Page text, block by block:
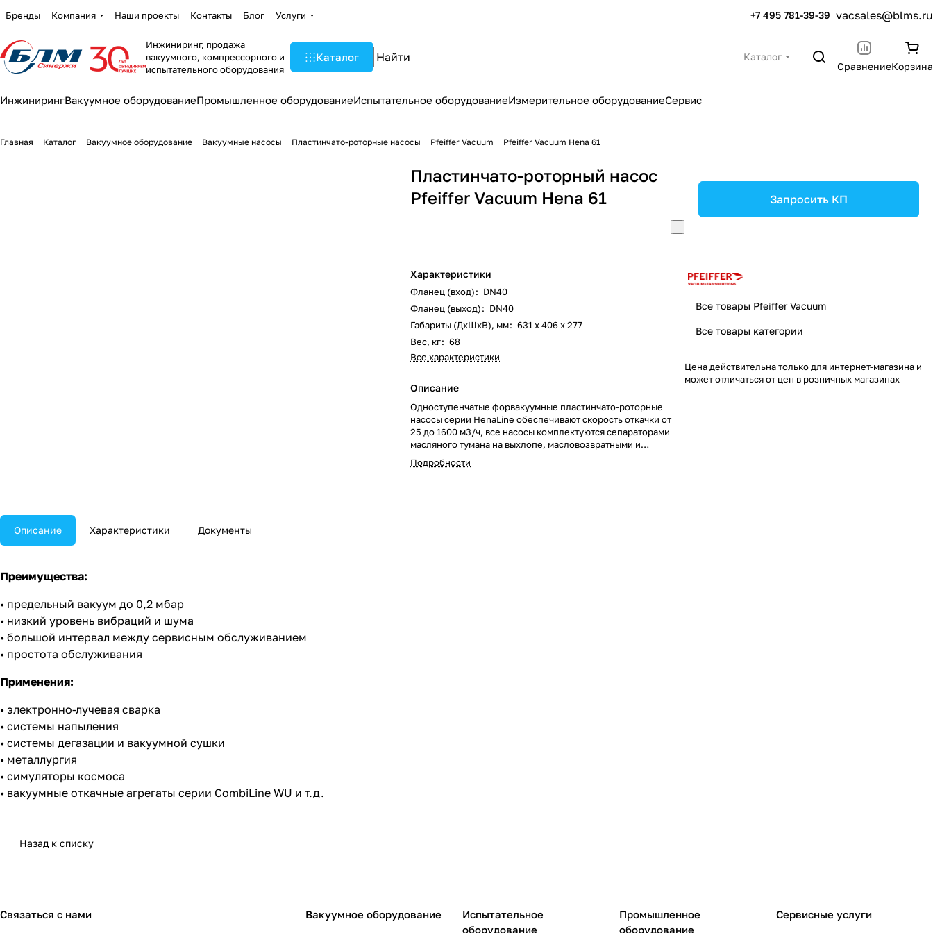
Бренды Компания Наши проекты Контакты Блог Услуги +7 495 781-39-39 vacsales@blms.ru
Инжиниринг, продажа
вакуумного, компрессорного и
испытательного оборудования
Каталог
Каталог
СравнениеКорзина
ИнжинирингВакуумное оборудованиеПромышленное оборудованиеИспытательное оборудованиеИзмерительное оборудованиеСервис
Главная Каталог Вакуумное оборудование Вакуумные насосы Пластинчато-роторные насосы Pfeiffer Vacuum Pfeiffer Vacuum Hena 61
Пластинчато-роторный насос
Pfeiffer Vacuum Hena 61
Характеристики
Фланец (вход): DN40
Фланец (выход): DN40
Габариты (ДxШxВ), мм: 631 х 406 х 277
Вес, кг: 68
Все характеристики
Описание
Одноступенчатые форвакуумные пластинчато-роторные
насосы серии HenaLine обеспечивают скорость откачки от
25 до 1600 м3/ч, все насосы комплектуются сепараторами
масляного тумана на выхлопе, масловозвратными и
защитными клапанами.
Подробности
Запросить КП
Все товары Pfeiffer Vacuum
Все товары категории
Цена действительна только для интернет-магазина и
может отличаться от цен в розничных магазинах
Описание Характеристики Документы
Преимущества:
• предельный вакуум до 0,2 мбар
• низкий уровень вибраций и шума
• большой интервал между сервисным обслуживанием
• простота обслуживания
Применения:
• электронно-лучевая сварка
• системы напыления
• системы дегазации и вакуумной сушки
• металлургия
• симуляторы космоса
• вакуумные откачные агрегаты серии CombiLine WU и т.д.
Назад к списку
Связаться с нами Вакуумное оборудование
Испытательное
оборудование
Промышленное
оборудование
Сервисные услуги